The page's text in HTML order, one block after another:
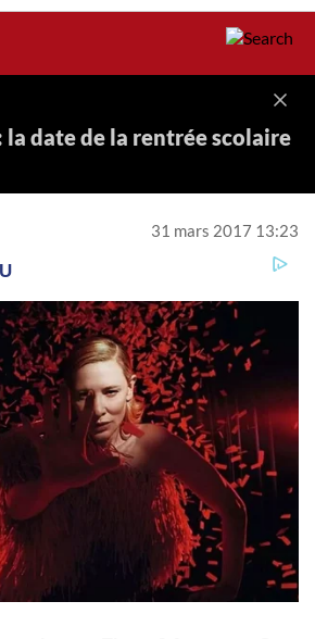
date de la rentrée scolaire
31 mars 2017 13:23